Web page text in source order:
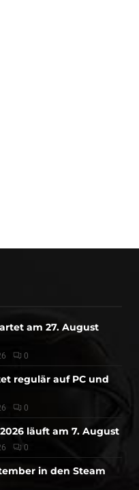
am 27. August
0
regulär auf PC und
0
läuft am 7. August
0
in den Steam